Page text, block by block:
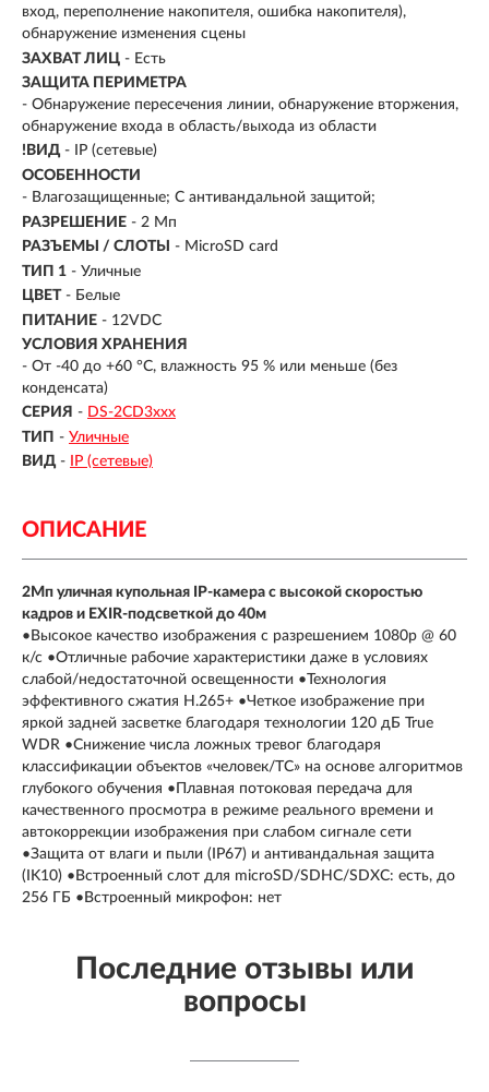
вход, переполнение накопителя, ошибка накопителя),
обнаружение изменения сцены
ЗАХВАТ ЛИЦ - Есть
ЗАЩИТА ПЕРИМЕТРА
- Обнаружение пересечения линии, обнаружение вторжения,
обнаружение входа в область/выхода из области
!ВИД - IP (сетевые)
ОСОБЕННОСТИ
- Влагозащищенные; С антивандальной защитой;
РАЗРЕШЕНИЕ - 2 Мп
РАЗЪЕМЫ / СЛОТЫ
- MicroSD card
ТИП 1 - Уличные
ЦВЕТ - Белые
ПИТАНИЕ - 12VDC
УСЛОВИЯ ХРАНЕНИЯ
- От -40 до +60 °C, влажность 95 % или меньше (без
конденсата)
СЕРИЯ - DS-2CD3xxx
ТИП - Уличные
ВИД - IP (сетевые)
ОПИСАНИЕ
2Мп уличная купольная IP-камера с высокой скоростью
кадров и EXIR-подсветкой до 40м
•Высокое качество изображения с разрешением 1080p @ 60
к/с •Отличные рабочие характеристики даже в условиях
слабой/недостаточной освещенности •Технология
эффективного сжатия H.265+ •Четкое изображение при
яркой задней засветке благодаря технологии 120 дБ True
WDR •Снижение числа ложных тревог благодаря
классификации объектов «человек/ТС» на основе алгоритмов
глубокого обучения •Плавная потоковая передача для
качественного просмотра в режиме реального времени и
автокоррекции изображения при слабом сигнале сети
•Защита от влаги и пыли (IP67) и антивандальная защита
(IK10) •Встроенный слот для microSD/SDHC/SDXC: есть, до
256 ГБ •Встроенный микрофон: нет
Последние отзывы или
вопросы